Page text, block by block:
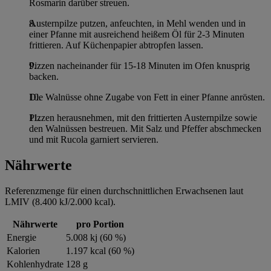
Rosmarin darüber streuen.
Austernpilze putzen, anfeuchten, in Mehl wenden und in
einer Pfanne mit ausreichend heißem Öl für 2-3 Minuten
frittieren. Auf Küchenpapier abtropfen lassen.
Pizzen nacheinander für 15-18 Minuten im Ofen knusprig
backen.
Die Walnüsse ohne Zugabe von Fett in einer Pfanne anrösten.
Pizzen herausnehmen, mit den frittierten Austernpilze sowie
den Walnüssen bestreuen. Mit Salz und Pfeffer abschmecken
und mit Rucola garniert servieren.
Nährwerte
Referenzmenge für einen durchschnittlichen Erwachsenen laut
LMIV (8.400 kJ/2.000 kcal).
Nährwerte
pro Portion
Energie
5.008 kj (60 %)
Kalorien
1.197 kcal (60 %)
Kohlenhydrate 128 g